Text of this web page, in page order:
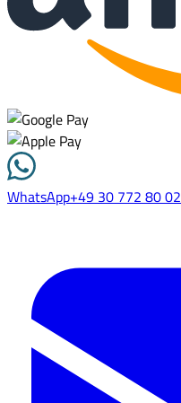
WhatsApp+49 30 772 80 02